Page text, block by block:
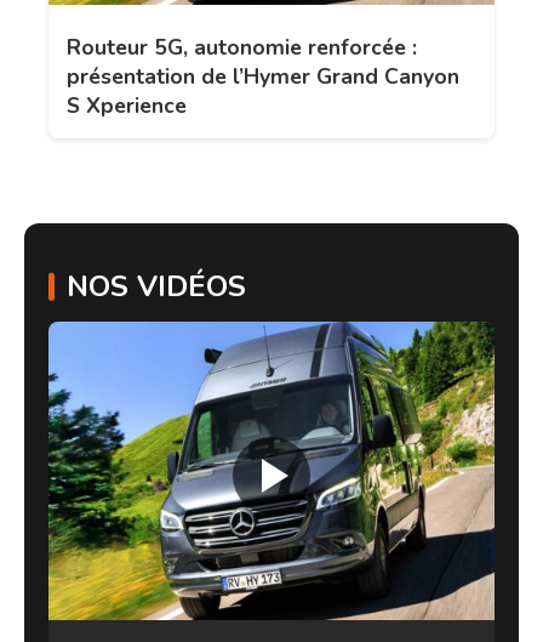
Routeur 5G, autonomie renforcée :
présentation de l’Hymer Grand Canyon
S Xperience
NOS VIDÉOS